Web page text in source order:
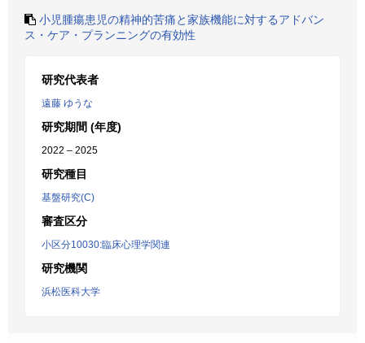
小児腫瘍患児の精神的苦痛と家族機能に対するアドバン
ス・ケア・プランニングの有効性
研究代表者
遠藤 ゆうな
研究期間 (年度)
2022 – 2025
研究種目
基盤研究(C)
審査区分
小区分10030:臨床心理学関連
研究機関
浜松医科大学